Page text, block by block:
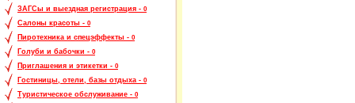
ЗАГСы и выездная регистрация - 0
Салоны красоты - 0
Пиротехника и спецэффекты - 0
Голуби и бабочки - 0
Приглашения и этикетки - 0
Гостиницы, отели, базы отдыха - 0
Туристическое обслуживание - 0